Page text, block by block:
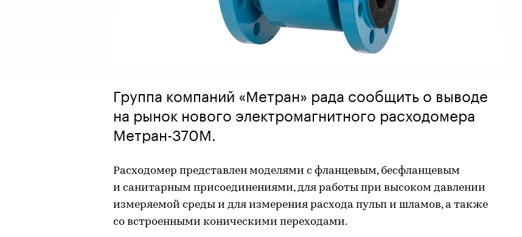
Группа компаний «Метран» рада сообщить о выводе
на рынок нового электромагнитного расходомера
Метран-370М.
Расходомер представлен моделями с фланцевым, бесфланцевым
и санитарным присоединениями, для работы при высоком давлении
измеряемой среды и для измерения расхода пульп и шламов, а также
со встроенными коническими переходами.